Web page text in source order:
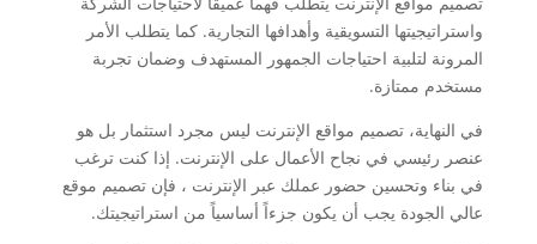
واستراتيجيتها التسويقية وأهدافها التجارية. كما يتطلب الأمر
المرونة لتلبية احتياجات الجمهور المستهدف وضمان تجربة
مستخدم ممتازة.
في النهاية، تصميم مواقع الإنترنت ليس مجرد استثمار بل هو
عنصر رئيسي في نجاح الأعمال على الإنترنت. إذا كنت ترغب
في بناء وتحسين حضور عملك عبر الإنترنت ، فإن تصميم موقع
عالي الجودة يجب أن يكون جزءاً أساسياً من استراتيجيتك.